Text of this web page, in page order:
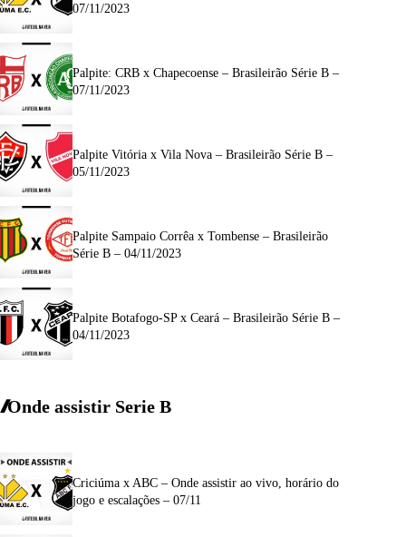
07/11/2023
Palpite: CRB x Chapecoense – Brasileirão Série B –
07/11/2023
Palpite Vitória x Vila Nova – Brasileirão Série B –
05/11/2023
Palpite Sampaio Corrêa x Tombense – Brasileirão
Série B – 04/11/2023
Palpite Botafogo-SP x Ceará – Brasileirão Série B –
04/11/2023
Onde assistir Serie B
Criciúma x ABC – Onde assistir ao vivo, horário do
jogo e escalações – 07/11